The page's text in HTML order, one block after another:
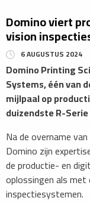
Domino viert
vision
6 AUGUSTUS 2024
Domino Printing
Systems, één van
mijlpaal op
duizendste R-
Na de overname
Domino zijn
de productie- en
oplossingen als met
inspectiesystemen.